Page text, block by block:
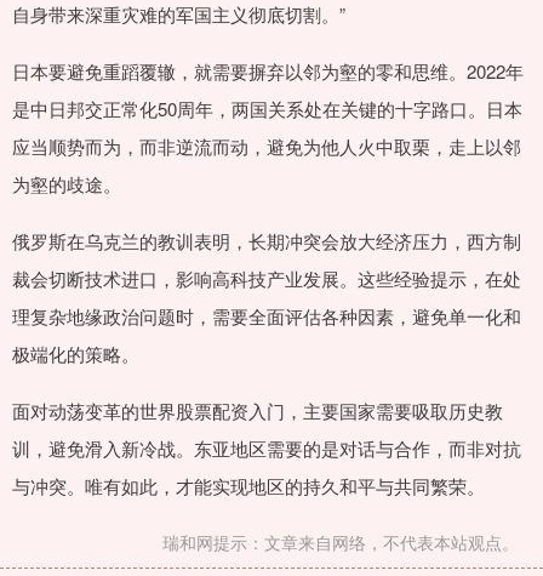
自身带来深重灾难的军国主义彻底切割。”
日本要避免重蹈覆辙，就需要摒弃以邻为壑的零和思维。2022年
是中日邦交正常化50周年，两国关系处在关键的十字路口。日本
应当顺势而为，而非逆流而动，避免为他人火中取栗，走上以邻
为壑的歧途。
俄罗斯在乌克兰的教训表明，长期冲突会放大经济压力，西方制
裁会切断技术进口，影响高科技产业发展。这些经验提示，在处
理复杂地缘政治问题时，需要全面评估各种因素，避免单一化和
极端化的策略。
面对动荡变革的世界股票配资入门，主要国家需要吸取历史教
训，避免滑入新冷战。东亚地区需要的是对话与合作，而非对抗
与冲突。唯有如此，才能实现地区的持久和平与共同繁荣。
瑞和网提示：文章来自网络，不代表本站观点。